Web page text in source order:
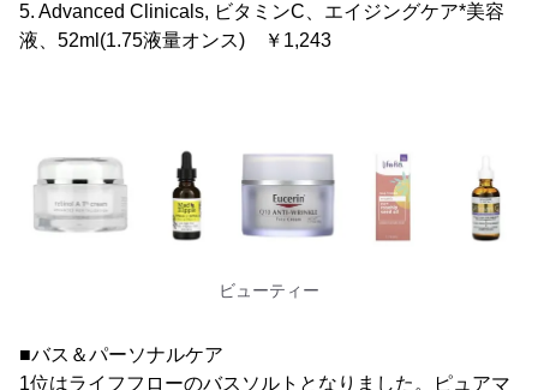
5. Advanced Clinicals, ビタミンC、エイジングケア*美容
液、52ml(1.75液量オンス) ￥1,243
ビューティー
■バス＆パーソナルケア
1位はライフフローのバスソルトとなりました。ピュアマ